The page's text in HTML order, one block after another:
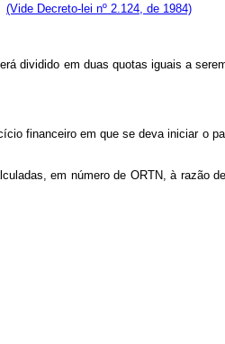
(Vide Decreto-lei nº 2.124, de 1984)
dividido em duas quotas iguais a
financeiro em que se deva iniciar o
em número de ORTN, à razão